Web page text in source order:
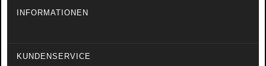
INFORMATIONEN
KUNDENSERVICE